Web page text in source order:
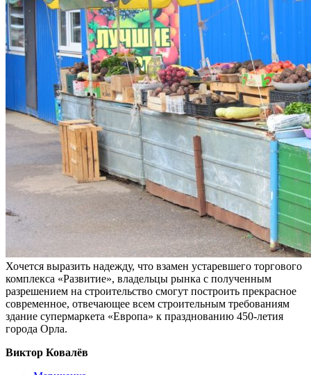
Хочется выразить надежду, что взамен устаревшего торгового
комплекса «Развитие», владельцы рынка с полученным
разрешением на строительство смогут построить прекрасное
современное, отвечающее всем строительным требованиям
здание супермаркета «Европа» к празднованию 450-летия
города Орла.
Виктор Ковалёв